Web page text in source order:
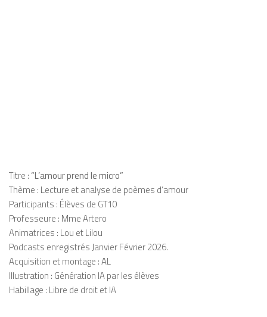
Titre : “L’amour prend le micro”
Thème : Lecture et analyse de poèmes d’amour
Participants : Élèves de GT10
Professeure : Mme Artero
Animatrices : Lou et Lilou
Podcasts enregistrés Janvier Février 2026.
Acquisition et montage : AL
Illustration : Génération IA par les élèves
Habillage : Libre de droit et IA